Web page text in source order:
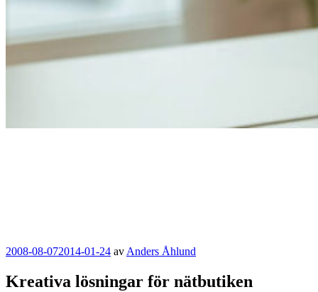
Publicerat
2008-08-072014-01-24 av Anders Åhlund
Kreativa lösningar för nätbutiken